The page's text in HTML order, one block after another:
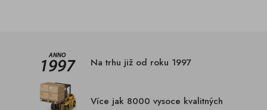
Na trhu již od roku 1997
Více jak 8000 vysoce kvalitných